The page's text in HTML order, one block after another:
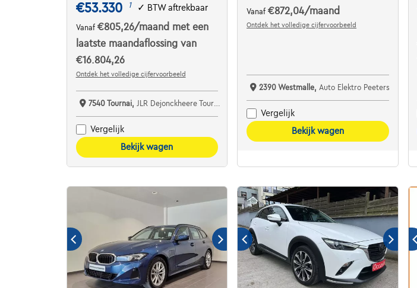
€53.330 1 ✓ BTW aftrekbaar
Vanaf €805,26/maand met een
laatste maandaflossing van
€16.804,26
Ontdek het volledige cijfervoorbeeld
7540 Tournai, JLR Dejonckheere Tournai
Vergelijk
Bekijk wagen
Vanaf€872,04/maand
Ontdek het volledige cijfervoorbeeld
2390 Westmalle, Auto Elektro Peeters
Vergelijk
Bekijk wagen